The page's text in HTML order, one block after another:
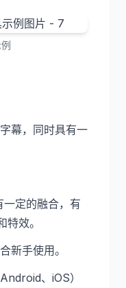
幕，同时具有一
一定的融合，有
效。
新手使用。
、iOS）